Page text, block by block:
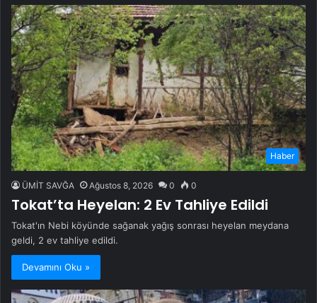
Haber
ÜMİT SAVĞA Ağustos 8, 2026 0 0
Tokat’ta Heyelan: 2 Ev Tahliye Edildi
Tokat'ın Nebi köyünde sağanak yağış sonrası heyelan meydana
geldi, 2 ev tahliye edildi.
Devamını Oku »